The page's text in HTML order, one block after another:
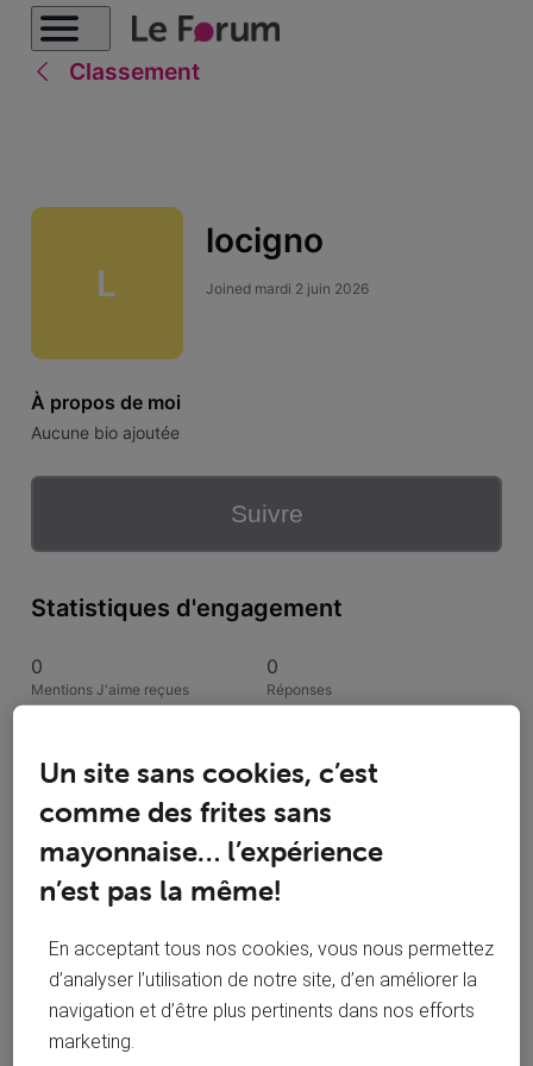
Classement
L
locigno
Joined mardi 2 juin 2026
À propos de moi
Aucune bio ajoutée
Suivre
Statistiques d'engagement
0
Mentions J'aime reçues
0
Réponses
Conversations suivies Publications
Solutions acceptées
Toutesles activités
Selected
Un site sans cookies, c’est
comme des frites sans
mayonnaise… l’expérience
n’est pas la même!
En acceptant tous nos cookies, vous nous permettez
d’analyser l’utilisation de notre site, d’en améliorer la
navigation et d’être plus pertinents dans nos efforts
marketing.